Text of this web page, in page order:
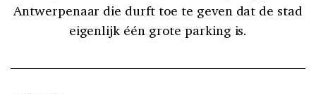
Antwerpenaar die durft toe te geven dat de stad
eigenlijk één grote parking is.